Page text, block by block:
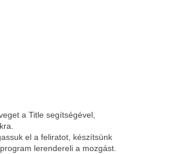
a Title segítségével,
el a feliratot, készítsünk
lerendereli a mozgást.